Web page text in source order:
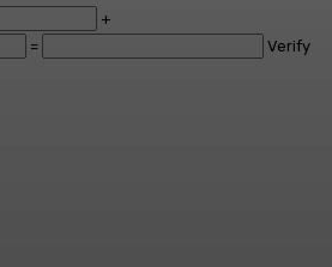
+
=
Verify